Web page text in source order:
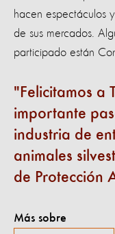
hacen espectáculos
de sus mercados.
participado están
Felicitamos a
importante
industria de
animales
de Protección
Más sobre